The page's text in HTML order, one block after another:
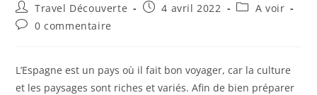
Travel Découverte 4 avril 2022
A voir
0 commentaire
L’Espagne est un pays où il fait bon voyager, car la culture
et les paysages sont riches et variés. Afin de bien préparer